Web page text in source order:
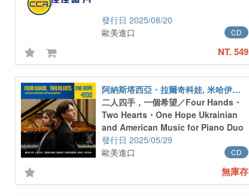
2025/08/20
CD
歐美進口
NT. 549
阿納斯塔西亞・拉爾奇科娃, 米哈伊洛・迪奧爾季耶夫／Anastasiia Larchikova, Mykhailo Diordiiev
二人四手，一個希望／Four Hands・
Two Hearts・One Hope Ukrainian
and American Music for Piano Duo
2025/05/29
CD
歐美進口
無庫存